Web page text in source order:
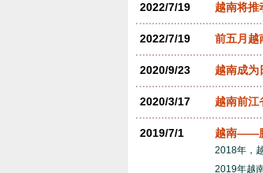
2022/7/19 越南将推
2022/7/19 前五月越
2020/9/23 越南成为
2020/3/17 越南前江
2019/7/1 越南——
2018年，
2019年越